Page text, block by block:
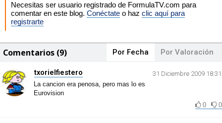
Necesitas ser usuario registrado de FormulaTV.com para
comentar en este blog. Conéctate o haz clic aquí para
registrarte
Comentarios (9) Por Fecha Por Valoración
txorielfiestero
31 Diciembre 2009 18:31
La cancion era penosa, pero mas lo es
Eurovision
0
0